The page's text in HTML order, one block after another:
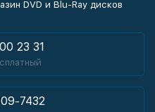
DVD и Blu-Ray дисков
23 31
7432